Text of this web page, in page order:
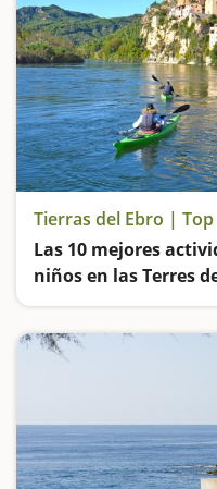
Tierras del Ebro | Top
Las 10 mejores
niños en las Terres